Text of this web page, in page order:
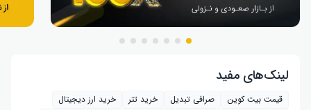
لینک‌های مفید
قیمت بیت کوین صرافی تبدیل خرید تتر
خرید ارز دیجیتال